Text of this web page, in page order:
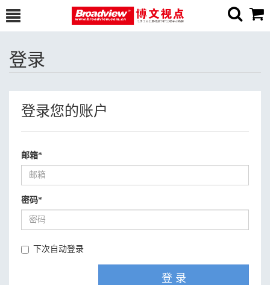
登录
登录您的账户
邮箱*
密码*
下次自动登录
登 录